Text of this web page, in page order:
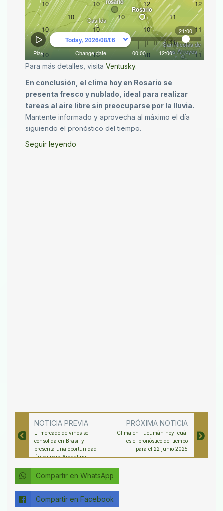
Para más detalles, visita Ventusky.
En conclusión, el clima hoy en Rosario se
presenta fresco y nublado, ideal para realizar
tareas al aire libre sin preocuparse por la lluvia.
Mantente informado y aprovecha al máximo el día
siguiendo el pronóstico del tiempo.
Seguir leyendo
NOTICIA PREVIA
El mercado de vinos se
consolida en Brasil y
presenta una oportunidad
única para Argentina
PRÓXIMA NOTICIA
Clima en Tucumán hoy: cuál
es el pronóstico del tiempo
para el 22 junio 2025
Compartir en WhatsApp
Compartir en Facebook